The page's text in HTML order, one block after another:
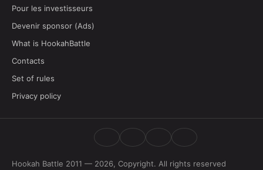
Pour les investisseurs
Devenir sponsor (Ads)
What is HookahBattle
Contacts
Set of rules
Privacy policy
Hookah Battle 2011 — 2026, Copyright. All rights reserved